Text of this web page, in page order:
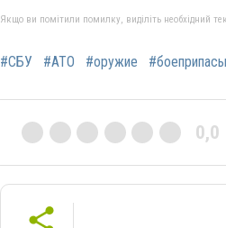
Якщо ви помітили помилку, виділіть необхідний
#СБУ #АТО #оружие #боеприпасы
0,0